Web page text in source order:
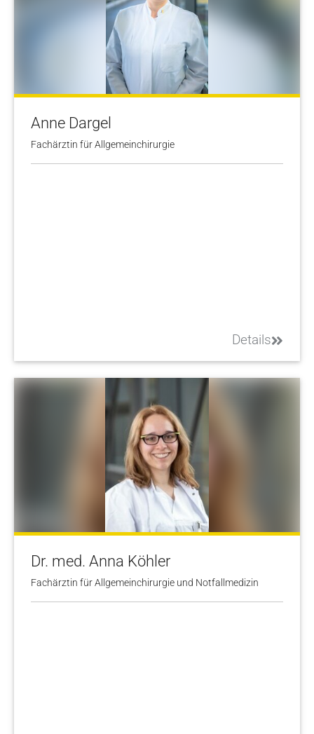
Anne Dargel
Fachärztin für Allgemeinchirurgie
Details
Dr. med. Anna Köhler
Fachärztin für Allgemeinchirurgie und Notfallmedizin